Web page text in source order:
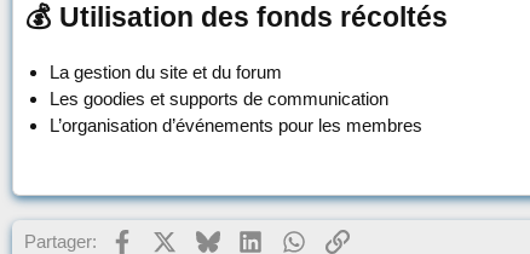
💰 Utilisation des fonds récoltés
La gestion du site et du forum
Les goodies et supports de communication
L’organisation d’événements pour les membres
Partager: Facebook BlueskyLinkedInWhatsApp
Lien